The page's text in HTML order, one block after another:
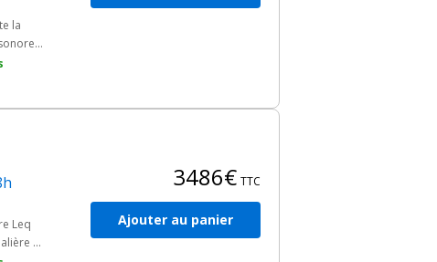
la
Leq
à
3486€ TTC
Ajouter au panier